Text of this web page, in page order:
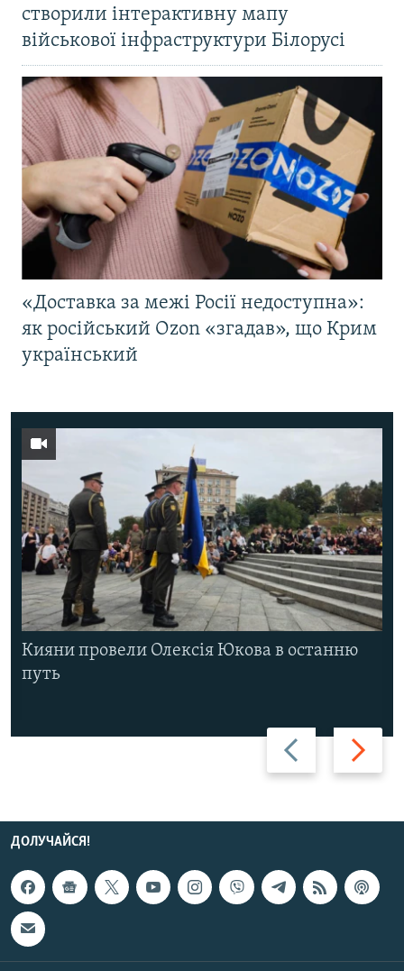
створили інтерактивну мапу
військової інфраструктури Білорусі
«Доставка за межі Росії недоступна»:
як російський Ozon «згадав», що Крим
український
Назад Вперед
Кияни провели Олексія Юкова в останню
путь
ДОЛУЧАЙСЯ!